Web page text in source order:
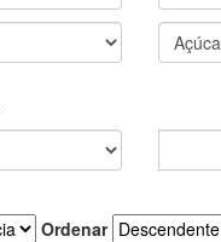
Ordenar